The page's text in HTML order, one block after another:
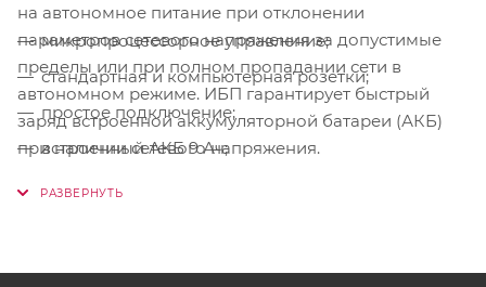
на автономное питание при отклонении
параметров сетевого напряжения за допустимые
пределы или при полном пропадании сети в
автономном режиме. ИБП гарантирует быстрый
заряд встроенной аккумуляторной батареи (АКБ)
при наличии сетевого напряжения.
микропроцессорное управление;
стандартная и компьютерная розетки;
простое подключение;
встроенный АКБ 9 Ач;
заряд и защита АКБ;